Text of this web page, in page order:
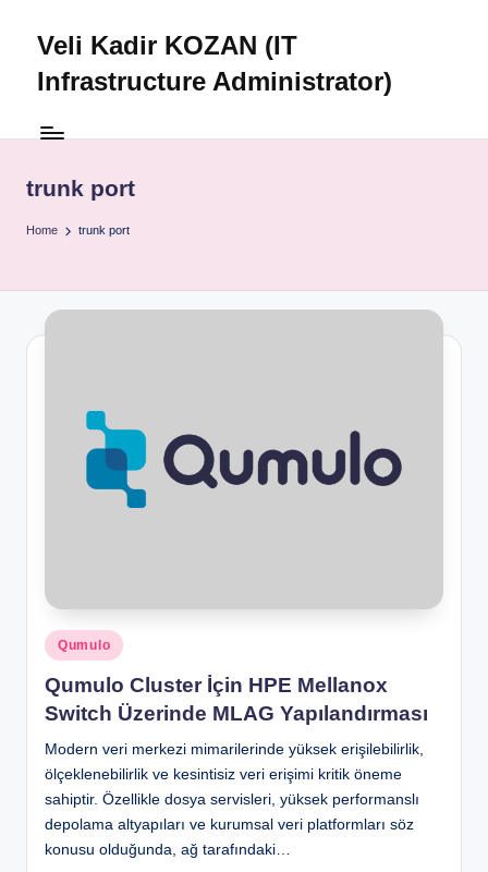
Veli Kadir KOZAN (IT
Infrastructure Administrator)
trunk port
Home trunk port
Posted
in
Qumulo
Qumulo Cluster İçin HPE Mellanox
Switch Üzerinde MLAG Yapılandırması
Modern veri merkezi mimarilerinde yüksek erişilebilirlik,
ölçeklenebilirlik ve kesintisiz veri erişimi kritik öneme
sahiptir. Özellikle dosya servisleri, yüksek performanslı
depolama altyapıları ve kurumsal veri platformları söz
konusu olduğunda, ağ tarafındaki…